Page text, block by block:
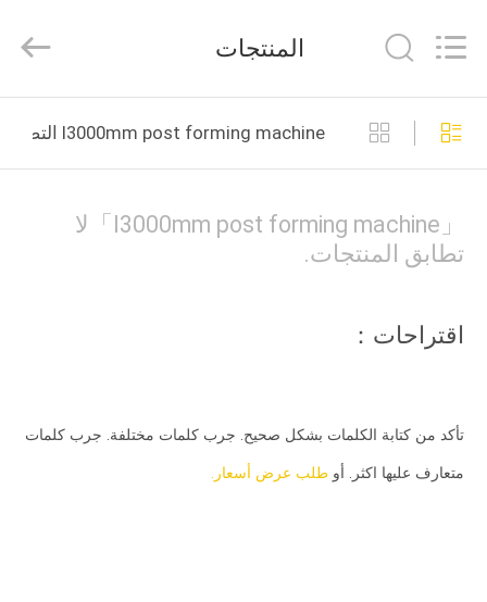
منزل،
بيت
منتجات
عنا
في
المعمل
Export
All
Reserved.
المنتجات
l3000mm post forming machine التصنيع عبر الإنترنت
「l3000mm post forming machine」لا
تطابق المنتجات.
اقتراحات：
تأكد من كتابة الكلمات بشكل صحيح. جرب كلمات مختلفة. جرب كلمات
متعارف عليها اكثر. أو طلب عرض أسعار.